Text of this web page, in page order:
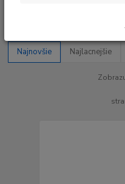
Najnovšie Najlacnejšie